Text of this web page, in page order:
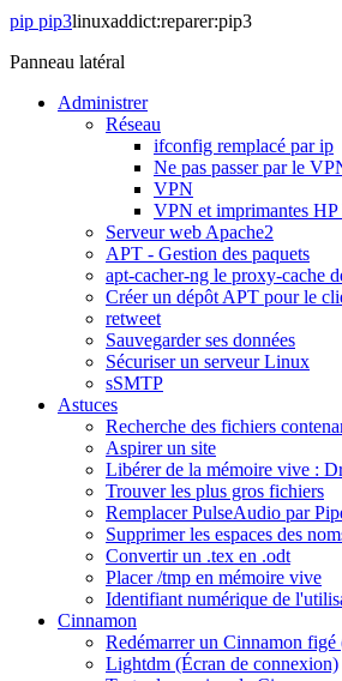
pip pip3linuxaddict:reparer:pip3
Panneau latéral
Administrer
Réseau
ifconfig remplacé par ip
Ne pas passer par le
VPN
VPN et imprimantes HP
Serveur web Apache2
APT - Gestion des paquets
apt-cacher-ng le proxy-cache
Créer un dépôt APT pour le
retweet
Sauvegarder ses données
Sécuriser un serveur Linux
sSMTP
Astuces
Recherche des fichiers
Aspirer un site
Libérer de la mémoire vive :
Trouver les plus gros fichiers
Remplacer PulseAudio par
Supprimer les espaces des
Convertir un .tex en .odt
Placer /tmp en mémoire vive
Identifiant numérique de
Cinnamon
Redémarrer un Cinnamon figé
Lightdm (Écran de connexion)